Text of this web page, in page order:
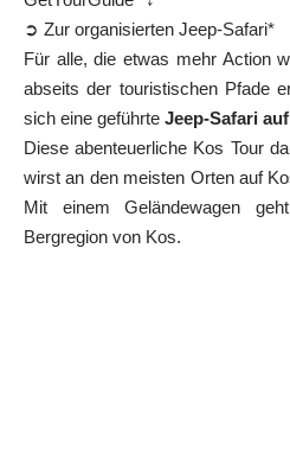
➲ Zur organisierten Jeep-Safari*
Für alle, die etwas mehr Action
abseits der touristischen Pfade
sich eine geführte Jeep-Safari
Diese abenteuerliche Kos Tour
wirst an den meisten Orten auf
Mit einem Geländewagen
Bergregion von Kos.